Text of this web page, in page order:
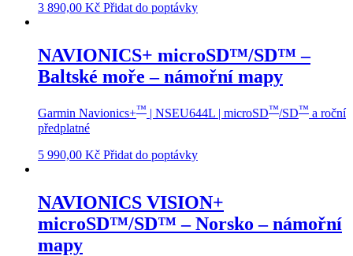
3 890,00 Kč Přidat do poptávky
NAVIONICS+ microSD™/SD™ –
Baltské moře – námořní mapy
Garmin Navionics+™ | NSEU644L | microSD™/SD™ a roční
předplatné
5 990,00 Kč Přidat do poptávky
NAVIONICS VISION+
microSD™/SD™ – Norsko – námořní
mapy